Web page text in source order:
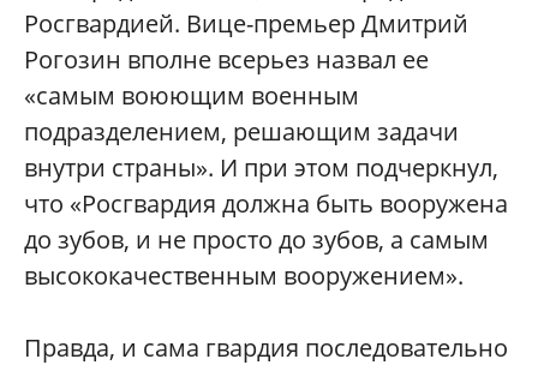
Росгвардией. Вице-премьер Дмитрий
Рогозин вполне всерьез назвал ее
«самым воюющим военным
подразделением, решающим задачи
внутри страны». И при этом подчеркнул,
что «Росгвардия должна быть вооружена
до зубов, и не просто до зубов, а самым
высококачественным вооружением».
Правда, и сама гвардия последовательно